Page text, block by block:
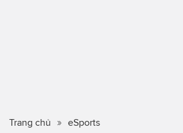
Trang chủ eSports